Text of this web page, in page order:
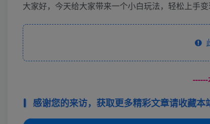
大家好，今天给大家带来一个小白玩法，轻松上手
感谢您的来访，获取更多精彩文章请收藏本